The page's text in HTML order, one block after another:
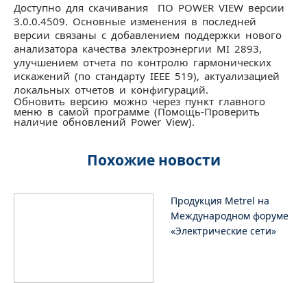
Доступно для скачивания ПО POWER VIEW версии
3.0.0.4509. Основные изменения в последней
версии связаны с добавлением поддержки нового
анализатора качества электроэнергии MI 2893,
улучшением отчета по контролю гармонических
искажений (по стандарту IEEE 519), актуализацией
локальных отчетов и конфигураций.
Обновить версию можно через пункт главного
меню в самой программе (Помощь-Проверить
наличие обновлений Power View).
Похожие новости
Продукция Metrel на
Международном форуме
«Электрические сети»